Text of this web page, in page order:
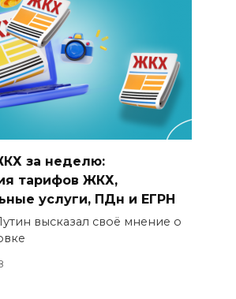
за неделю:
тарифов ЖКХ,
услуги, ПДн и ЕГРН
высказал своё мнение о